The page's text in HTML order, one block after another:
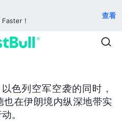
！
查看
色列空军空袭的同时，
在伊朗境内纵深地带实
。